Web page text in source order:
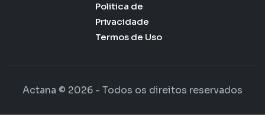
Politica de
Privacidade
Termos de Uso
Actana © 2026 - Todos os direitos reservados